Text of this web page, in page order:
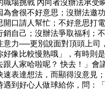
職場挑戰 內向者沒辦法承受
為會很不好意思；沒辦法邀
開口請人幫忙；不好意思打
銷自己；沒辦法爭取福利；
意力──更別說面對頂頭上司
好像比較慢熟哦」，有時則
跟人家哈啦呢？ 快去！」會
速表達想法，而顯得沒意見
遇到好心人做球給你，問：